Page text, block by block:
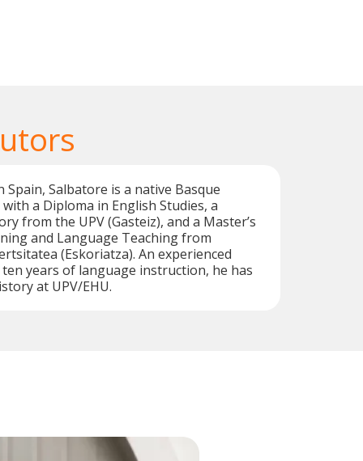
Spain, Salbatore is a native Basque
a Diploma in English Studies, a
from the UPV (Gasteiz), and a Master’s
and Language Teaching from
(Eskoriatza). An experienced
years of language instruction, he has
at UPV/EHU.